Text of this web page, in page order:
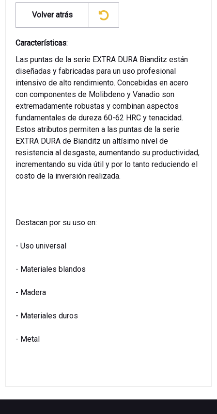
Volver atrás
Características:
Las puntas de la serie EXTRA DURA Bianditz están
diseñadas y fabricadas para un uso profesional
intensivo de alto rendimiento. Concebidas en acero
con componentes de Molibdeno y Vanadio son
extremadamente robustas y combinan aspectos
fundamentales de dureza 60-62 HRC y tenacidad.
Estos atributos permiten a las puntas de la serie
EXTRA DURA de Bianditz un altísimo nivel de
resistencia al desgaste, aumentando su productividad,
incrementando su vida útil y por lo tanto reduciendo el
costo de la inversión realizada.
Destacan por su uso en:
- Uso universal
- Materiales blandos
- Madera
- Materiales duros
- Metal